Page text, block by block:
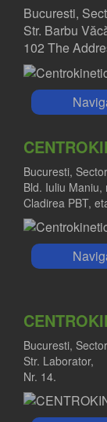
Bucuresti,
Str. Barbu
102 The
Bucuresti,
Bld. Iuliu Maniu,
Cladirea PBT,
Bucuresti,
Str. Laborator,
Nr. 14.